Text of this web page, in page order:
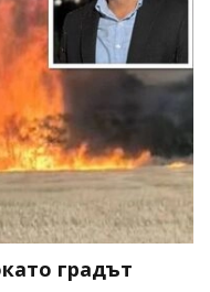
градът